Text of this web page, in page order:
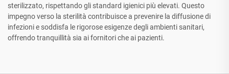
sterilizzato, rispettando gli standard igienici più elevati. Questo
impegno verso la sterilità contribuisce a prevenire la diffusione di
infezioni e soddisfa le rigorose esigenze degli ambienti sanitari,
offrendo tranquillità sia ai fornitori che ai pazienti.